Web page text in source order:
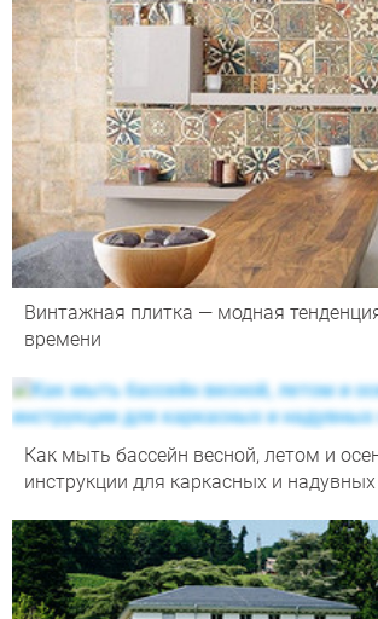
Винтажная плитка — модная
времени
Как мыть бассейн весной, летом и
инструкции для каркасных и